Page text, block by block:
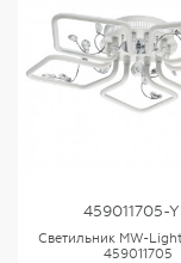
459011705-
Светильник MW-
459011705